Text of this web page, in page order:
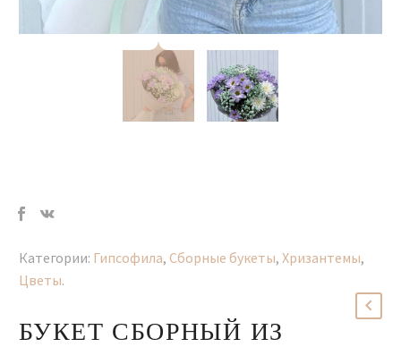
Категории: Гипсофила, Сборные букеты, Хризантемы,
Цветы.
БУКЕТ СБОРНЫЙ ИЗ